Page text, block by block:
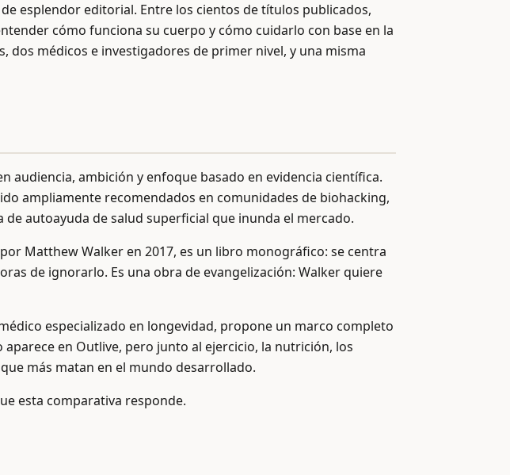
esplendor editorial. Entre los cientos de títulos publicados,
cómo funciona su cuerpo y cómo cuidarlo con base en la
dos médicos e investigadores de primer nivel, y una misma
ambición y enfoque basado en evidencia científica.
ampliamente recomendados en comunidades de biohacking,
autoayuda de salud superficial que inunda el mercado.
Matthew Walker en 2017, es un libro monográfico: se centra
de ignorarlo. Es una obra de evangelización: Walker quiere
especializado en longevidad, propone un marco completo
en Outlive, pero junto al ejercicio, la nutrición, los
más matan en el mundo desarrollado.
esta comparativa responde.